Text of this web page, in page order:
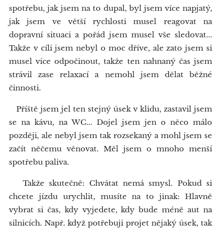
spotřebu, jak jsem na to dupal, byl jsem více napjatý,
jak jsem ve větší rychlosti musel reagovat na
dopravní situaci a pořád jsem musel vše sledovat...
Takže v cíli jsem nebyl o moc dříve, ale zato jsem si
musel více odpočinout, takže ten nahnaný čas jsem
strávil zase relaxací a nemohl jsem dělat běžné
činnosti.
Příště jsem jel ten stejný úsek v klidu, zastavil jsem
se na kávu, na WC... Dojel jsem jen o něco málo
později, ale nebyl jsem tak rozsekaný a mohl jsem se
začít něčemu věnovat. Měl jsem o mnoho menší
spotřebu paliva.
Takže skutečně: Chvátat nemá smysl. Pokud si
chcete jízdu urychlit, musíte na to jinak: Hlavně
vybrat si čas, kdy vyjedete, kdy bude méně aut na
silnicích. Např. když potřebuji projet nějaký úsek, tak